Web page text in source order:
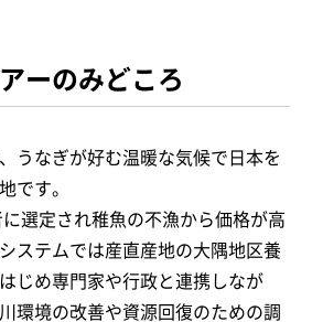
ーのみどころ
うなぎが好む温暖な気候で日本を
です。
選定され稚魚の不漁から価格が高
ステムでは産直産地の大隅地区養
じめ専門家や行政と連携しなが
環境の改善や資源回復のための調